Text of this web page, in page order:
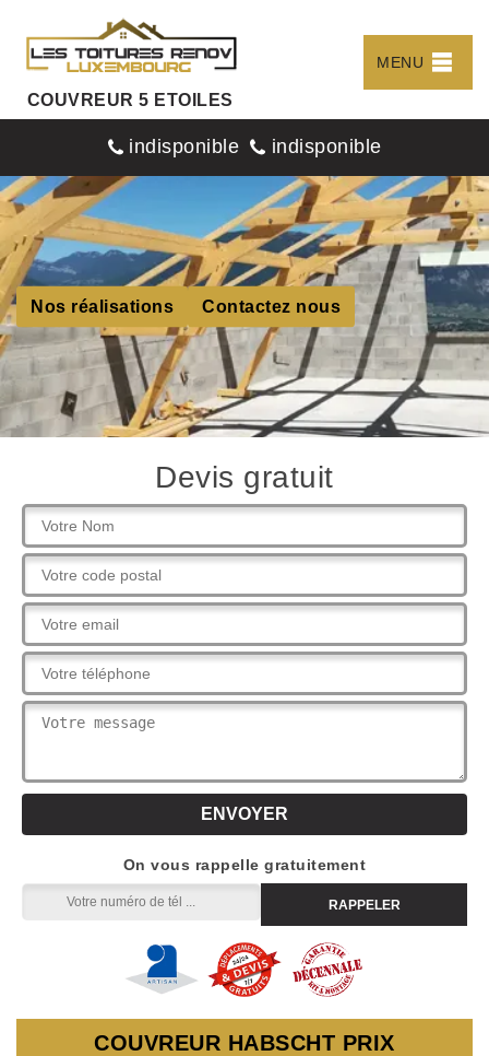
COUVREUR 5 ETOILES
MENU
indisponible indisponible
Nos réalisations Contactez nous
Devis gratuit
On vous rappelle gratuitement
COUVREUR HABSCHT PRIX